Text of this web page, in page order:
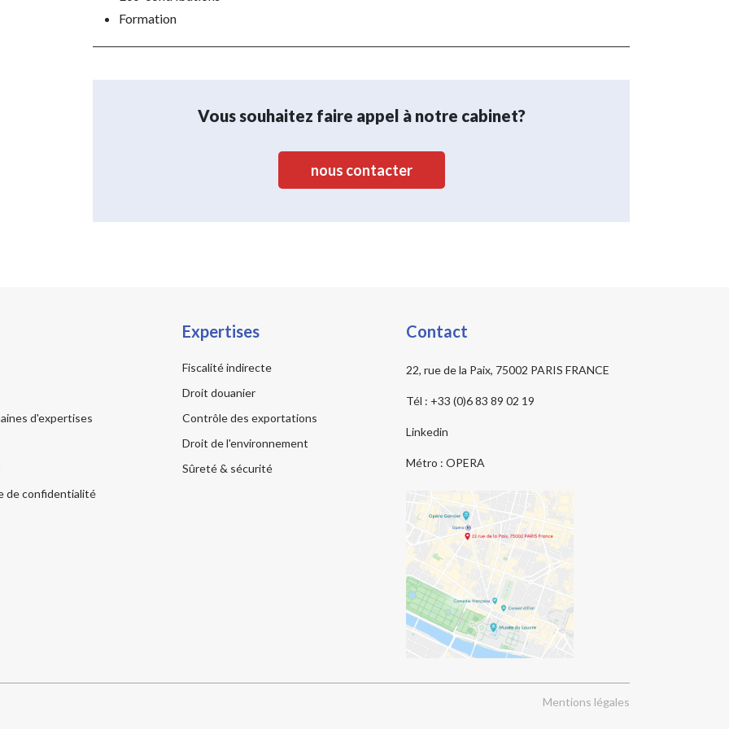
Formation
Vous souhaitez faire appel à notre cabinet?
nous contacter
d'expertises
de confidentialité
Expertises
Fiscalité indirecte
Droit douanier
Contrôle des exportations
Droit de l'environnement
Sûreté & sécurité
Contact
22, rue de la Paix, 75002 PARIS FRANCE
Tél : +33 (0)6 83 89 02 19
Linkedin
Métro : OPERA
Mentions légales